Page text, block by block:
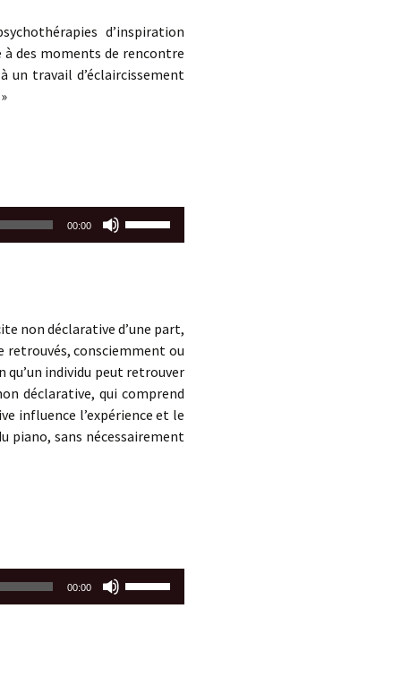
ou
diminuer
le
d’inspiration
à des moments de rencontre
un travail d’éclaircissement
00:00
augmenter
ou
diminuer
le
volume.
non déclarative d’une part,
retrouvés, consciemment ou
qu’un individu peut retrouver
déclarative, qui comprend
influence l’expérience et le
piano, sans nécessairement
00:00